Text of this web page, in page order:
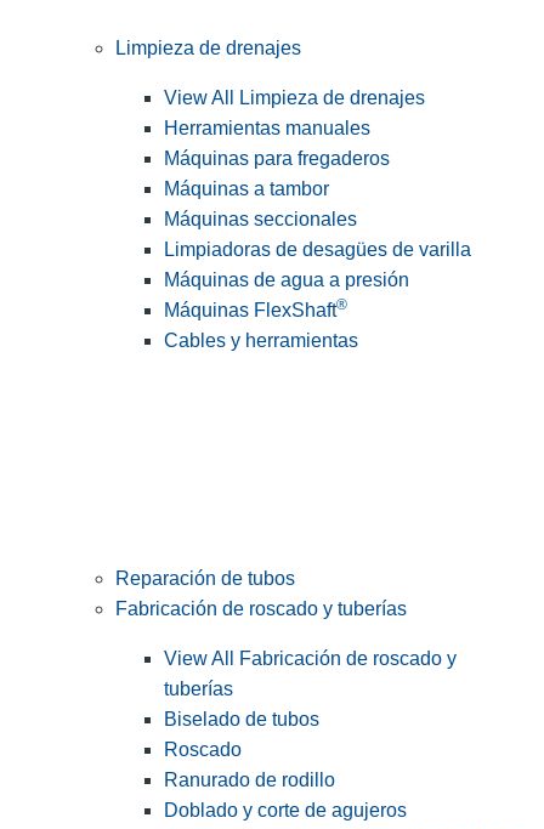
Limpieza de drenajes
View All Limpieza de drenajes
Herramientas manuales
Máquinas para fregaderos
Máquinas a tambor
Máquinas seccionales
Limpiadoras de desagües de varilla
Máquinas de agua a presión
Máquinas FlexShaft®
Cables y herramientas
Reparación de tubos
Fabricación de roscado y tuberías
View All Fabricación de roscado y
tuberías
Biselado de tubos
Roscado
Ranurado de rodillo
Doblado y corte de agujeros